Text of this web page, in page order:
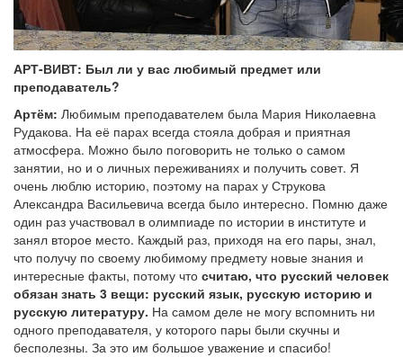
АРТ-ВИВТ: Был ли у вас любимый предмет или
преподаватель?
Артём: Любимым преподавателем была Мария Николаевна
Рудакова. На её парах всегда стояла добрая и приятная
атмосфера. Можно было поговорить не только о самом
занятии, но и о личных переживаниях и получить совет. Я
очень люблю историю, поэтому на парах у Струкова
Александра Васильевича всегда было интересно. Помню даже
один раз участвовал в олимпиаде по истории в институте и
занял второе место. Каждый раз, приходя на его пары, знал,
что получу по своему любимому предмету новые знания и
интересные факты, потому что считаю, что русский человек
обязан знать 3 вещи: русский язык, русскую историю и
русскую литературу. На самом деле не могу вспомнить ни
одного преподавателя, у которого пары были скучны и
бесполезны. За это им большое уважение и спасибо!